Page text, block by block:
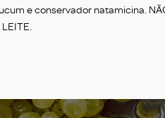
e conservador natamicina.